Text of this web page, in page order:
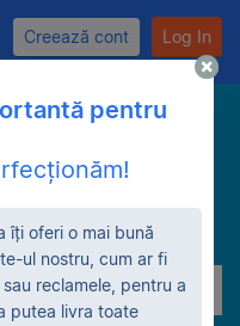
Creează cont Log In
pentru
îți oferi o mai bună
ul nostru, cum ar fi
reclamele, pentru a
putea livra toate